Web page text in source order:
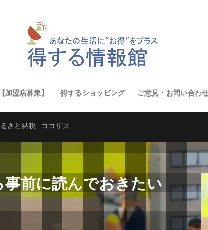
加盟店募集】 得するショッピング ご意見・お問い合わ
さと納税 ココザス
前に読んでおきたい